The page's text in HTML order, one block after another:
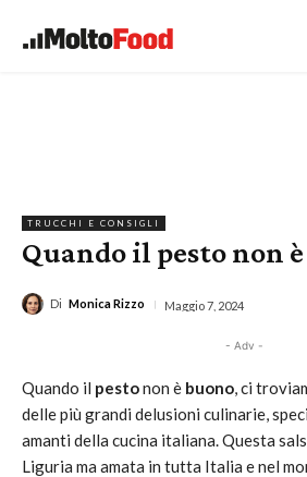
TRUCCHI E CONSIGLI
Quando il pesto non
Di Monica Rizzo Maggio 7, 2024
- Adv -
Quando il pestonon è buono, ci
delle più grandi delusioni culinarie,
amanti della cucina italiana. Questa
Liguria ma amata in tutta Italia e nel